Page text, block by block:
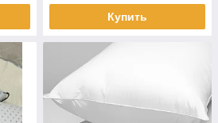
Купить